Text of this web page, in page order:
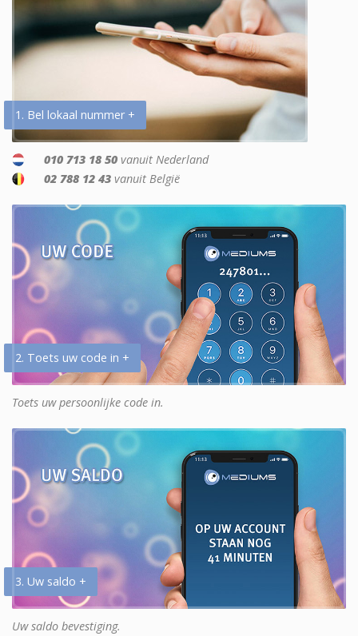
1. Bel lokaal nummer +
010 713 18 50 vanuit Nederland
02 788 12 43 vanuit België
2. Toets uw code in +
Toets uw persoonlijke code in.
3. Uw saldo +
Uw saldo bevestiging.